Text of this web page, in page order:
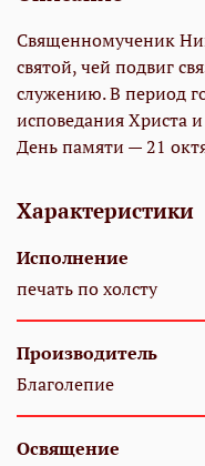
Священномученик
святой, чей подвиг
служению. В период
исповедания Христа
День памяти — 21
Характеристики
Исполнение
печать по холсту
Производитель
Благолепие
Освящение